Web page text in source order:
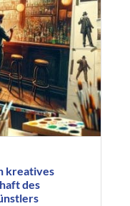
kreatives
des